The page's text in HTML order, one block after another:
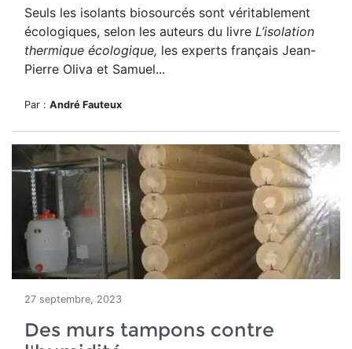
Seuls les isolants biosourcés sont véritablement
écologiques, selon les auteurs du livre L’isolation
thermique écologique, les experts français Jean-
Pierre Oliva et Samuel...
Par : André Fauteux
27 septembre, 2023
Des murs tampons contre